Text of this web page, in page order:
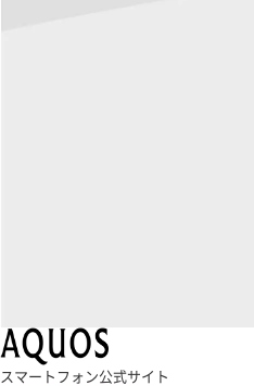
スマートフォン公式サイト